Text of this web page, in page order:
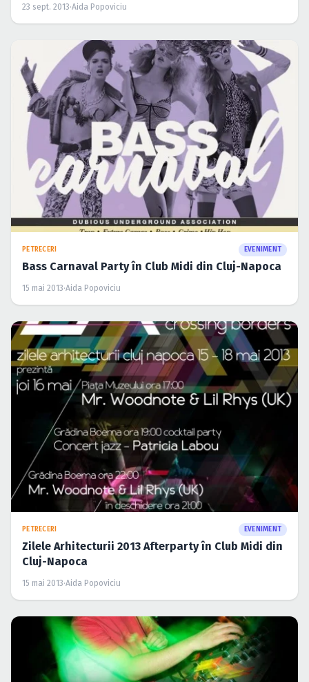
23 sept. 2013·Aida Popoviciu
PETRECERI EVENIMENT
Bass Carnaval Party în Club Midi din Cluj-Napoca
15 mai 2013·Aida Popoviciu
PETRECERI EVENIMENT
Zilele Arhitecturii 2013 Afterparty în Club Midi din
Cluj-Napoca
15 mai 2013·Aida Popoviciu